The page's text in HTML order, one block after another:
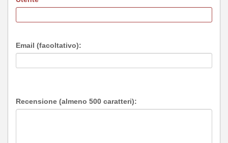
Email (facoltativo):
Recensione (almeno 500 caratteri):